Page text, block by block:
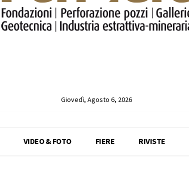
Giovedì, Agosto 6, 2026
VIDEO & FOTO FIERE RIVISTE